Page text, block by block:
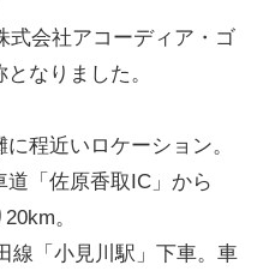
式会社アコーディア・ゴ
なりました。
程近いロケーション。
「佐原香取IC」から
。
線「小見川駅」下車。車